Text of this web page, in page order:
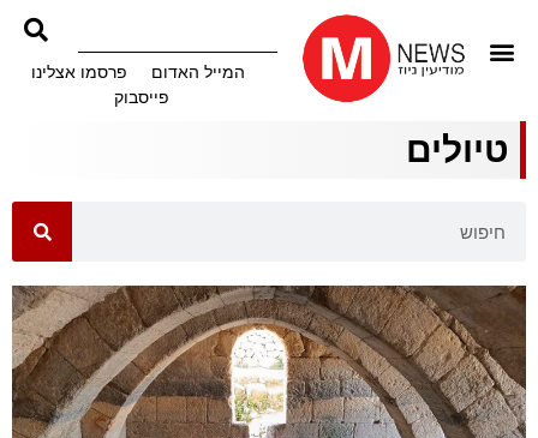
המייל האדום
פרסמו אצלינו
פייסבוק
טיולים